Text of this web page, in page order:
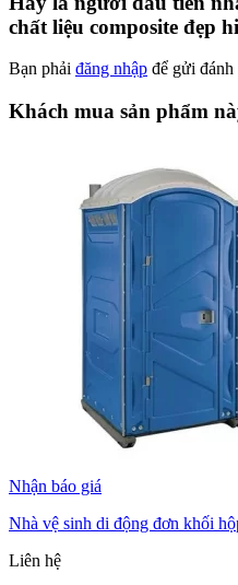
chất liệu composite đẹp
Bạn phải đăng nhập để gửi đánh
Khách mua sản phẩm
Nhận báo giá
Nhà vệ sinh di động đơn khối
Liên hệ